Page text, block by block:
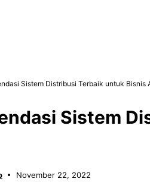
Sistem Distribusi Terbaik untuk Bisnis
Sistem
November 22, 2022